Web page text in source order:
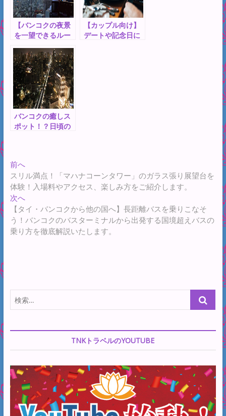
説！
【バンコクの夜景
を一望できるルー
ーズナブルに楽し
める「オクター
ブ」をご紹介しま
す
【カップル向け】
デートや記念日に
バンコクの癒しス
ポット！？日頃の
ト3選をご紹介しま
す。
投
稿
ナ
ビ
ゲ
ン
前へ過
去
の
投
稿:
スリル満点！「マハナコーンタワー」のガラス張り展望台を
体験！入場料やアクセス、楽しみ方をご紹介します。
次へ次
の
投
稿:
【タイ・バンコクから他の国へ】長距離バスを乗りこなそ
う！バンコクのバスターミナルから出発する国境超えバスの
乗り方を徹底解説いたします。
索…
TNKトラベルのYOUTUBE